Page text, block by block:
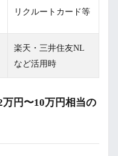
リクルートカード等
楽天・三井住友NL
など活用時
万円〜10万円相当の